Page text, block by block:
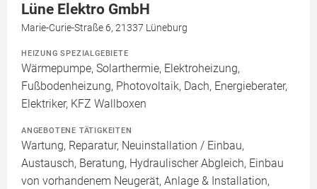
Lüne Elektro GmbH
Marie-Curie-Straße 6, 21337 Lüneburg
HEIZUNG SPEZIALGEBIETE
Wärmepumpe, Solarthermie, Elektroheizung,
Fußbodenheizung, Photovoltaik, Dach, Energieberater,
Elektriker, KFZ Wallboxen
ANGEBOTENE TÄTIGKEITEN
Wartung, Reparatur, Neuinstallation / Einbau,
Austausch, Beratung, Hydraulischer Abgleich, Einbau
von vorhandenem Neugerät, Anlage & Installation,